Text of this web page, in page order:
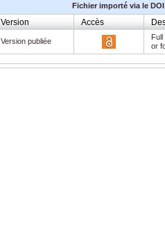
Fichier importé via le DOI
Version Accès
Version publiée
or